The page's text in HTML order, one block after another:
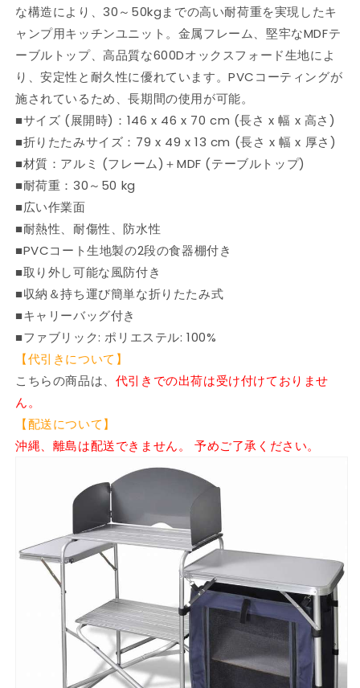
ミ
付
き
ス
ポ
ー
ツ
グ
ッ
ズ
ア
ウ
ト
ド
ア
レ
ク
リ
エ
ー
ン
キ
&amp;
ハ
イ
ミ
付
き
ス
ポ
ー
ツ
グ
ッ
ズ
ト
ド
ア
レ
ク
リ
エ
ー
キ
ャ
ン
プ
&amp;
ハ
イ
キ
ン
グ
キ
ャ
ン
な構造により、30～50kgまでの高い耐荷重を実現したキ
ャンプ用キッチンユニット。金属フレーム、堅牢なMDFテ
ーブルトップ、高品質な600Dオックスフォード生地によ
り、安定性と耐久性に優れています。PVCコーティングが
施されているため、長期間の使用が可能。
■サイズ (展開時)：146 x 46 x 70 cm (長さ x 幅 x 高さ)
■折りたたみサイズ：79 x 49 x 13 cm (長さ x 幅 x 厚さ)
■材質：アルミ (フレーム)＋MDF (テーブルトップ)
■耐荷重：30～50 kg
■広い作業面
■耐熱性、耐傷性、防水性
■PVCコート生地製の2段の食器棚付き
■取り外し可能な風防付き
■収納＆持ち運び簡単な折りたたみ式
■キャリーバッグ付き
■ファブリック: ポリエステル: 100%
【代引きについて】
こちらの商品は、 代引きでの出荷は受け付けておりませ
ん。
【配送について】
沖縄、離島は配送できません。 予めご了承ください。